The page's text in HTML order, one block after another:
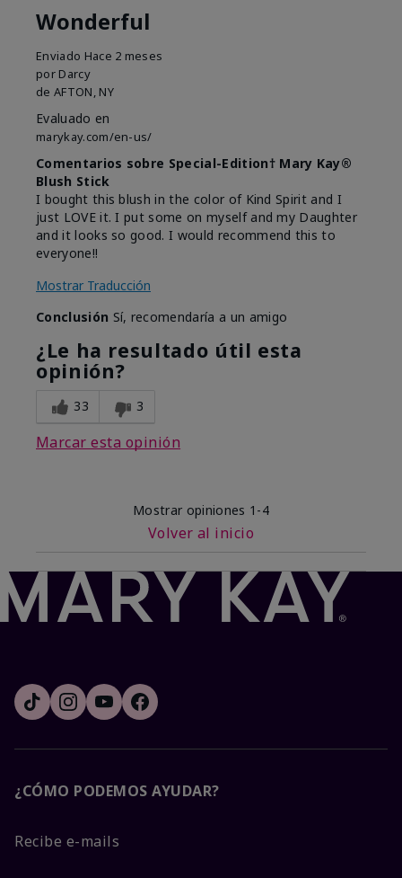
Wonderful
Enviado Hace 2 meses
por Darcy
de AFTON, NY
Evaluado en
marykay.com/en-us/
Comentarios sobre Special-Edition† Mary Kay®
Blush Stick
I bought this blush in the color of Kind Spirit and I
just LOVE it. I put some on myself and my Daughter
and it looks so good. I would recommend this to
everyone!!
Mostrar Traducción
Conclusión Sí, recomendaría a un amigo
¿Le ha resultado útil esta
opinión?
33 3
Marcar esta opinión
Mostrar opiniones 1-4
Volver al inicio
¿CÓMO PODEMOS AYUDAR?
Recibe e-mails